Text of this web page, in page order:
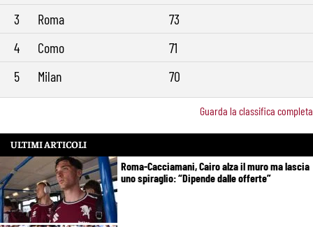
3
Roma
73
4
Como
71
5
Milan 70
Guarda la classifica completa
ULTIMI ARTICOLI
Roma-Cacciamani, Cairo alza il muro ma lascia
uno spiraglio: “Dipende dalle offerte”